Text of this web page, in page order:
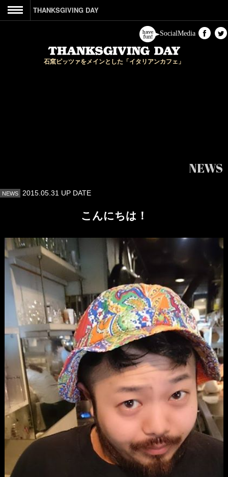
THANKSGIVING DAY
SocialMedia
石窯ピッツァをメインとした「イタリアンカフェ」
NEWS
NEWS 2015.05.31 UP DATE
こんにちは！